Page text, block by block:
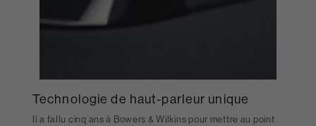
Technologie de haut-parleur unique
Il a fallu cinq ans à Bowers & Wilkins pour mettre au point